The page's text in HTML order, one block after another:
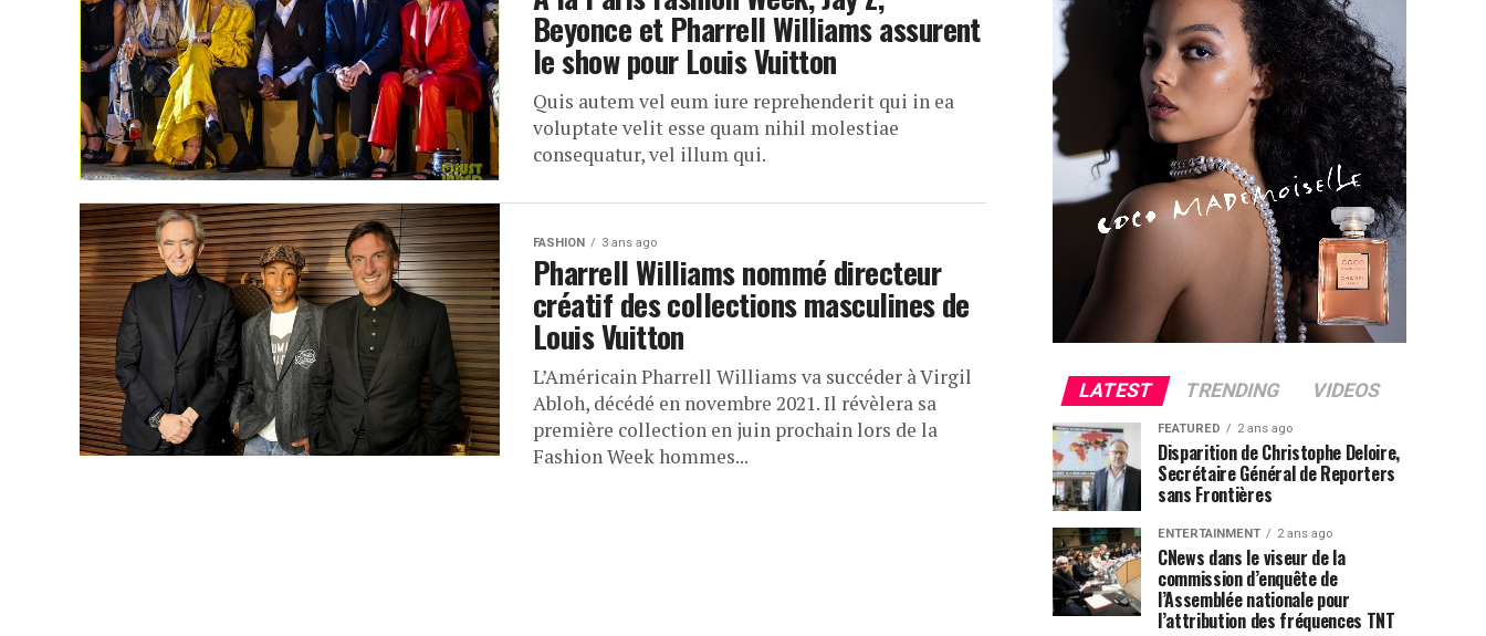
Beyonce et Pharrell Williams assurent
le show pour Louis Vuitton
Quis autem vel eum iure reprehenderit qui in ea
voluptate velit esse quam nihil molestiae
consequatur, vel illum qui.
FASHION 3 ans ago
Pharrell Williams nommé directeur
créatif des collections masculines de
Louis Vuitton
L’Américain Pharrell Williams va succéder à Virgil
Abloh, décédé en novembre 2021. Il révèlera sa
première collection en juin prochain lors de la
Fashion Week hommes...
LATEST TRENDING VIDEOS
FEATURED 2 ans ago
Disparition de Christophe Deloire,
Secrétaire Général de Reporters
sans Frontières
ENTERTAINMENT 2 ans ago
CNews dans le viseur de la
commission d’enquête de
l’Assemblée nationale pour
l’attribution des fréquences TNT